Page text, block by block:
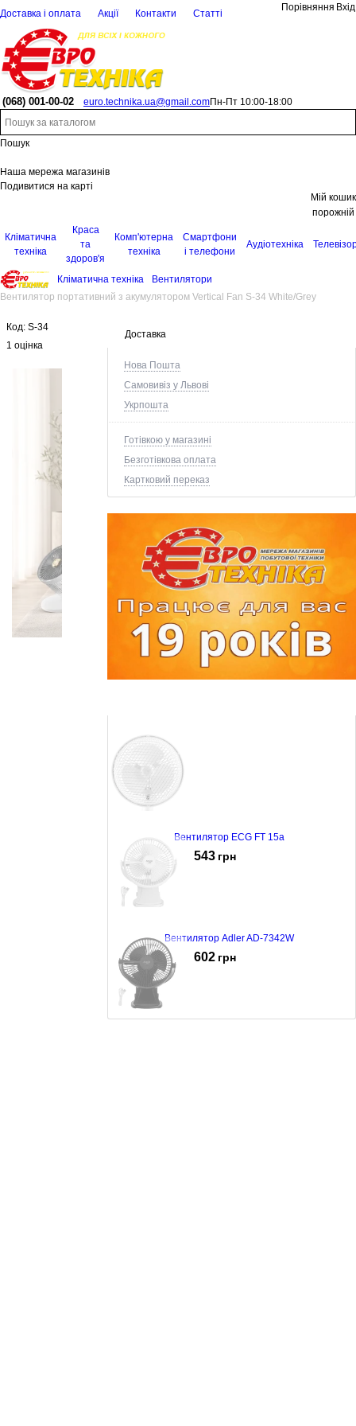
Доставка і оплата Акції Контакти Статті
Порівняння Вхід
(068) 001-00-02 euro.technika.ua@gmail.comПн-Пт 10:00-18:00
Пошук
Наша мережа магазинів
Подивитися на карті
Мій кошик
порожній
Кліматична
техніка
Краса
та
здоров'я
Комп'ютерна
техніка
Смартфони
і телефони
Аудіотехніка
Кліматична техніка
Вентилятори
Вентилятор портативний з акумулятором Vertical Fan S-34 White/Grey
Доставка
Нова Пошта
Самовивіз у Львові
Укрпошта
Готівкою у магазині
Безготівкова оплата
Картковий переказ
Вентилятор ECG FT 15a
543 грн
Вентилятор Adler AD-7342W
602 грн
Код: S-34
1 оцінка
+3 ще фото ↓